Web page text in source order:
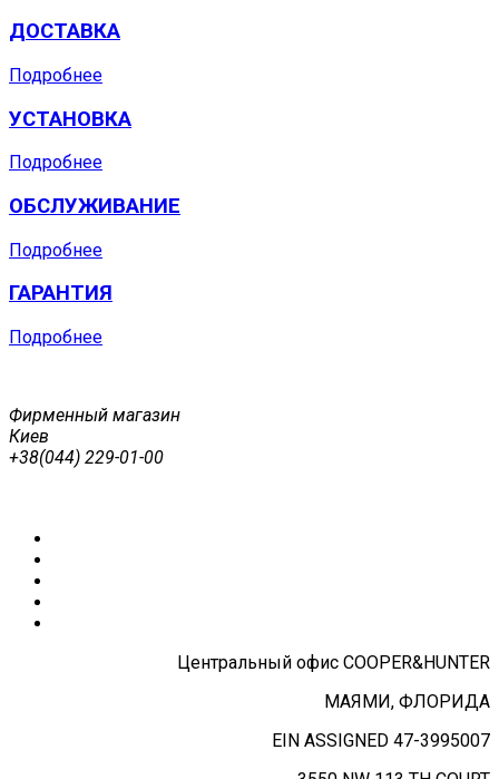
ДОСТАВКА
Подробнее
УСТАНОВКА
Подробнее
ОБСЛУЖИВАНИЕ
Подробнее
ГАРАНТИЯ
Подробнее
Фирменный магазин
Киев
+38(044) 229-01-00
Центральный офис COOPER&HUNTER
МАЯМИ, ФЛОРИДА
EIN ASSIGNED 47-3995007